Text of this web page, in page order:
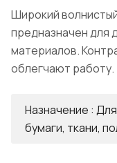
Широкий
предназначен для
материалов.
облегчают работу.
Назначение :
бумаги, ткани,